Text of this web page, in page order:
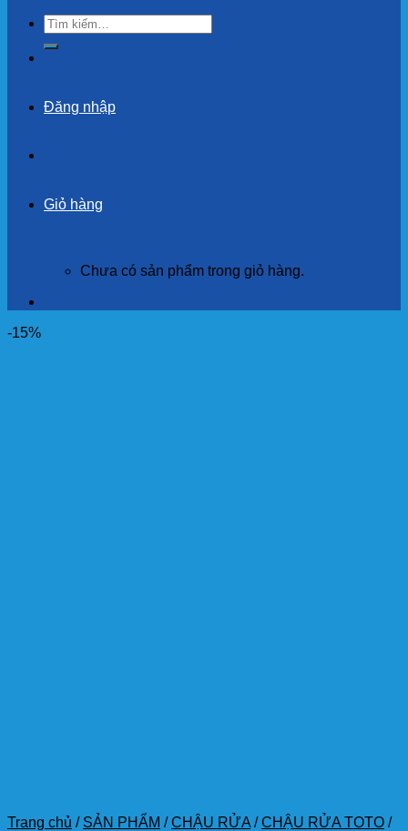
Tìm
kiếm:
Đăng nhập
Giỏ hàng
Chưa có sản phẩm trong giỏ hàng.
-15%
Trang chủ / SẢN PHẨM / CHẬU RỬA / CHẬU RỬA TOTO /